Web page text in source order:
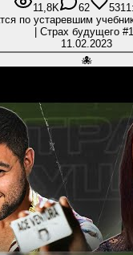
11,8K 62 531
по устаревшим
| Страх будущего
11.02.2023
🐙